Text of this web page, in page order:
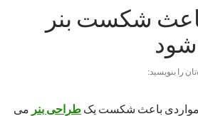
شکست بنر
شود
را بنویسید:
مواردی باعث شکست یک طراحی بنر می